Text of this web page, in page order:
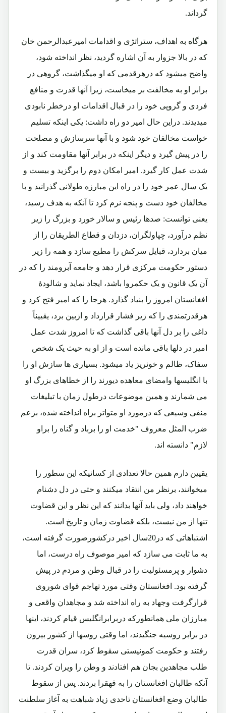
گرداند.
هرگاه به اهداف، ستراتژی و اقدامات امیرعبدالرحمن خان
که در بالا جزوار به آن اشاره گردید، نظر انداخته شود،
واضح میشود که درهرقدمی که او میگذاشت، گروهی در
برابر او به مخالفت بر میخاست، زیرا آنها قدرت و منافع
فردی و گروپی خود را در قبال اقدامات او درخطر نابودی
میدیدند. دراین حال امیر دو راه داشت: یکی اینکه تسلیم
خواست مخالفان خود شود و با آنها سرسازش و مصلحت
را در پیش گیرد و دیگر اینکه در برابر آنها مقاومت کند و از
شدت عمل کار گیرد. امیر امکان دوم را برگزید و بیست و
یک سال عمر خود را در راه این مبارزه طولانی گذرانید و با
مخالفان خود دست و پنجه نرم کرد تا آنکه به هدف رسید،
یعنی توانست: صدها رئیس و سالار خورد و بزرگ را زیر
نظم درآورد، چپاولگران، دزدان و قطاع الطریقان را از
میان بردارد، قبایل سرکش را مطیع سازد و همه را زیر
دستور حکومت مرکزی قرار دهد و جامعه آبرومند را که در
آن یک قانون و یک حکمروا باشد، ایجاد نماید و شالودۀ
افغانستان امروز را بنیاد گذارد. هرجا را که امیر فتح کرد و
هرقدرتمندی را که زیر فشار قرارداد و ازبین برد، یقییناً
داغی را بر دل آنها باقی گذاشت که تا امروز شدت عمل
امیر در دلها باقی مانده است و از او به حیث یک شخص
سفاک، ظالم و خونریز یاد میشود. بسیاری ها سازش او را
با انگلیسها وامضای معاهده دیورند را از خطاهای بزرگ او
می شمارند و همین موضوعات درطول زمان با تبلیغات
منفی وسیعی که درمورد او متواتر براه انداخته شده، بزعم
ضرب المثل معروف "خدمت او را برباد و گناه را براو
لازم" دانسته اند.
یقیین دارم همین حالا تعدادی از کسانیکه این سطور را
میخوانند، برنظر من انتقاد میکنند و حتی در دل دشنام
خواهند داد، ولی باید آنها بدانند که این نظر و این قضاوت
تنها از من نیست، بلکه قضاوت زمان و تاریخ است.
اشتباهاتی که در20سال اخیر درکشورصورت گرفته است،
به ما ثابت می سازد که امیر موصوف راه درست، اما
دشوار و پرمسئولیت را در قبال وطن و مردم در پیش
گرفته بود. افغانستان وقتی مورد تهاجم قوای شوروی
قرارگرفت وجهاد به راه انداخته شد و مجاهدان واقعی و
مبارزان ملی همانطورکه دربرابرانگلیس قیام کردند، اینها
در برابر روسیه جنگیدند، اما وقتی روسها از کشور بیرون
رفتند و حکومت کمونیستی سقوط کرد، سران قدرت
طلب مجاهدین بجان هم افتادند و وطن را ویران کردند. تا
آنکه طالبان افغانستان را به قهقرا بردند. پس از سقوط
طالبان وضع افغانستان تاحدی زیاد شباهت به آغاز سلطنت